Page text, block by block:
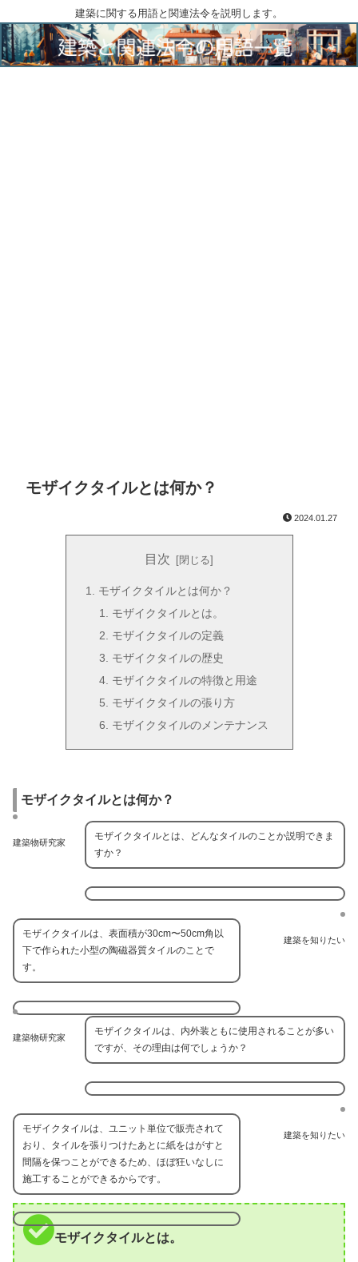
建築に関する用語と関連法令を説明します。
モザイクタイルとは何か？
2024.01.27
目次
モザイクタイルとは何か？
モザイクタイルとは。
モザイクタイルの定義
モザイクタイルの歴史
モザイクタイルの特徴と用途
モザイクタイルの張り方
モザイクタイルのメンテナンス
モザイクタイルとは何か？
建築物研究家
モザイクタイルとは、どんなタイルのことか説明できま
すか？
建築を知りたい
モザイクタイルは、表面積が30cm〜50cm角以
下で作られた小型の陶磁器質タイルのことで
す。
建築物研究家
モザイクタイルは、内外装ともに使用されることが多い
ですが、その理由は何でしょうか？
建築を知りたい
モザイクタイルは、ユニット単位で販売されて
おり、タイルを張りつけたあとに紙をはがすと
間隔を保つことができるため、ほぼ狂いなしに
施工することができるからです。
モザイクタイルとは。